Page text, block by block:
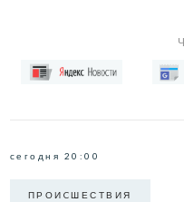
сегодня 20:00
ПРОИCШЕСТВИЯ